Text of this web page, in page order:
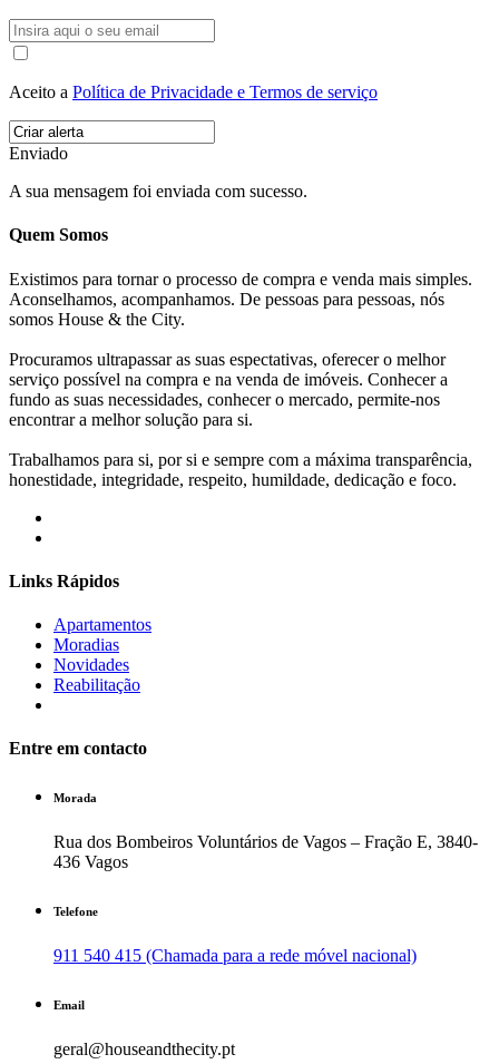
Aceito a Política de Privacidade e Termos de serviço
Enviado
A sua mensagem foi enviada com sucesso.
Quem Somos
Existimos para tornar o processo de compra e venda mais simples.
Aconselhamos, acompanhamos. De pessoas para pessoas, nós
somos House & the City.
Procuramos ultrapassar as suas espectativas, oferecer o melhor
serviço possível na compra e na venda de imóveis. Conhecer a
fundo as suas necessidades, conhecer o mercado, permite-nos
encontrar a melhor solução para si.
Trabalhamos para si, por si e sempre com a máxima transparência,
honestidade, integridade, respeito, humildade, dedicação e foco.
Links Rápidos
Apartamentos
Moradias
Novidades
Reabilitação
Entre em contacto
Morada
Rua dos Bombeiros Voluntários de Vagos – Fração E, 3840-
436 Vagos
Telefone
911 540 415 (Chamada para a rede móvel nacional)
Email
geral@houseandthecity.pt